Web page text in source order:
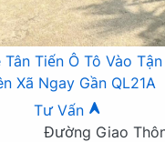
Tiến Ô Tô Vào
Xã Ngay Gần QL21A
Tư Vấn
Đường Giao